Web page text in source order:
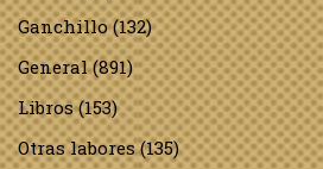
Ganchillo(132)
General(891)
Libros(153)
Otras labores(135)